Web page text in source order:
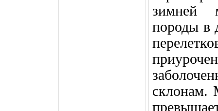
зимней
породы в
склонам.